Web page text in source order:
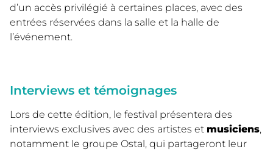
d’un accès privilégié à certaines places, avec des
entrées réservées dans la salle et la halle de
l’événement.
Interviews et témoignages
Lors de cette édition, le festival présentera des
interviews exclusives avec des artistes et musiciens,
notamment le groupe Ostal, qui partageront leur